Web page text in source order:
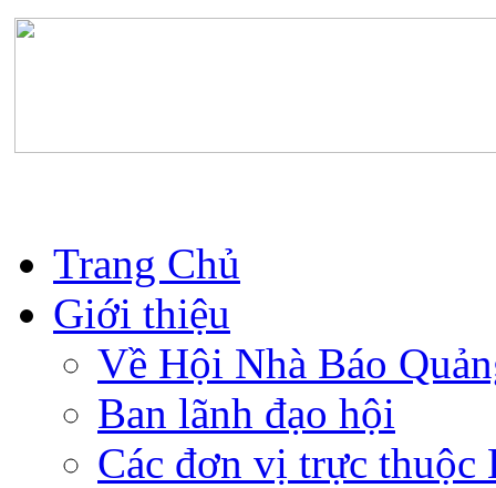
Trang Chủ
Giới thiệu
Về Hội Nhà Báo
Ban lãnh đạo hội
Các đơn vị trực thuộc